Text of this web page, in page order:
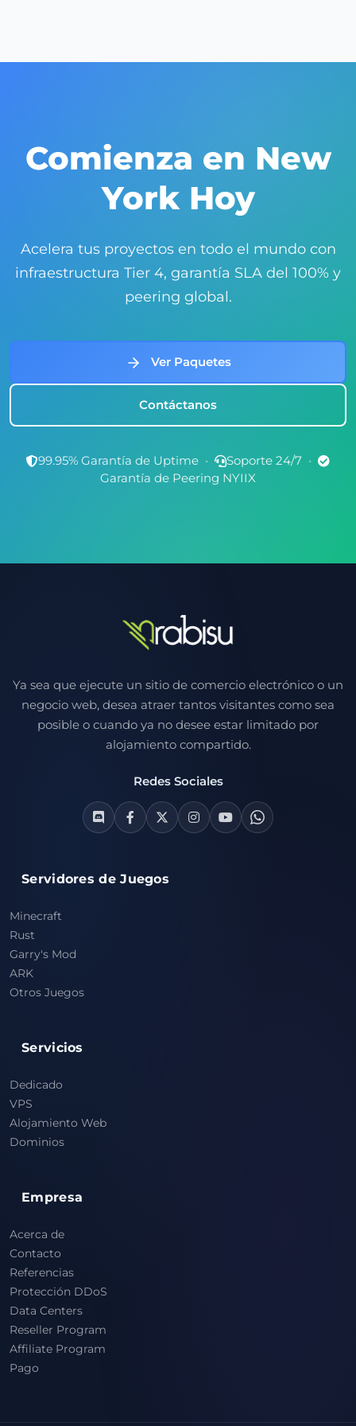
red.
Comienza en New
York Hoy
Acelera tus proyectos en todo el mundo con
infraestructura Tier 4, garantía SLA del 100% y
peering global.
Ver Paquetes
Contáctanos
99.95% Garantía de Uptime • Soporte 24/7 •
Garantía de Peering NYIIX
Ya sea que ejecute un sitio de comercio electrónico o un
negocio web, desea atraer tantos visitantes como sea
posible o cuando ya no desee estar limitado por
alojamiento compartido.
Redes Sociales
Servidores de Juegos
Minecraft
Rust
Garry's Mod
ARK
Otros Juegos
Servicios
Dedicado
VPS
Alojamiento Web
Dominios
Empresa
Acerca de
Contacto
Referencias
Protección DDoS
Data Centers
Reseller Program
Affiliate Program
Pago